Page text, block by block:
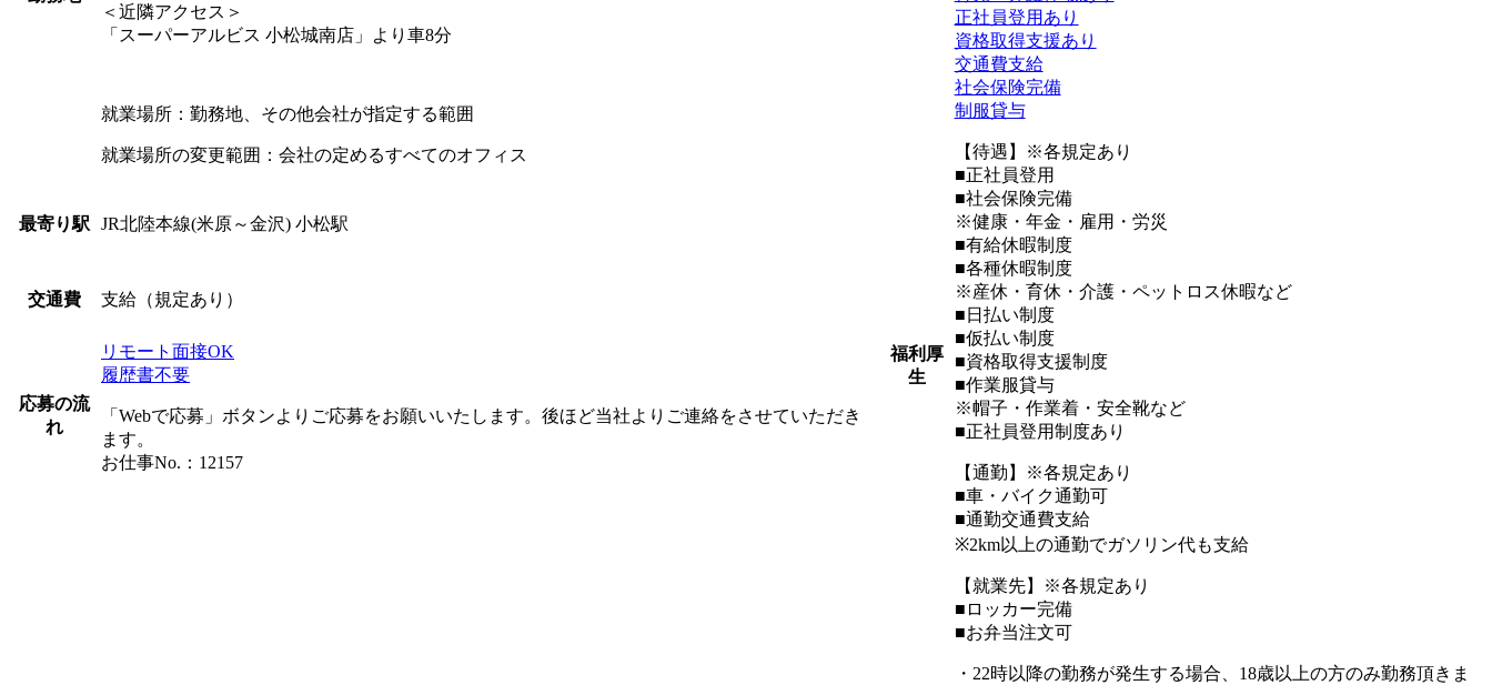
＜近隣アクセス＞
「スーパーアルビス 小松城南店」より車8分
就業場所：勤務地、その他会社が指定する範囲
就業場所の変更範囲：会社の定めるすべてのオフィス
最寄り駅 JR北陸本線(米原～金沢) 小松駅
交通費 支給（規定あり）
応募の流
れ
リモート面接OK
履歴書不要
「Webで応募」ボタンよりご応募をお願いいたします。後ほど当社よりご連絡をさせていただき
ます。
お仕事No.：12157
福利厚
生
正社員登用あり
資格取得支援あり
交通費支給
社会保険完備
制服貸与
【待遇】※各規定あり
■正社員登用
■社会保険完備
※健康・年金・雇用・労災
■有給休暇制度
■各種休暇制度
※産休・育休・介護・ペットロス休暇など
■日払い制度
■仮払い制度
■資格取得支援制度
■作業服貸与
※帽子・作業着・安全靴など
■正社員登用制度あり
【通勤】※各規定あり
■車・バイク通勤可
■通勤交通費支給
※2km以上の通勤でガソリン代も支給
【就業先】※各規定あり
■ロッカー完備
■お弁当注文可
・22時以降の勤務が発生する場合、18歳以上の方のみ勤務頂きま